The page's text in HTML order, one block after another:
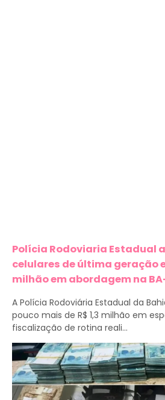
Polícia Rodoviaria Estadual
celulares de última geração e
milhão em abordagem na
A Polícia Rodoviária Estadual da
pouco mais de R$ 1,3 milhão em
fiscalização de rotina reali...